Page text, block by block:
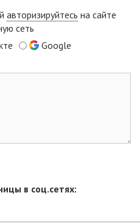
авторизируйтесь на сайте
сеть
Google
в соц.сетях: